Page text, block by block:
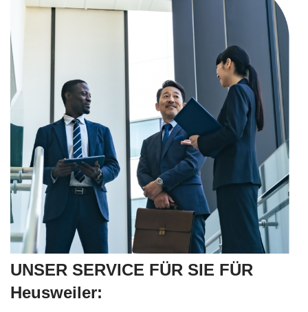
UNSER SERVICE FÜR SIE FÜR
Heusweiler: